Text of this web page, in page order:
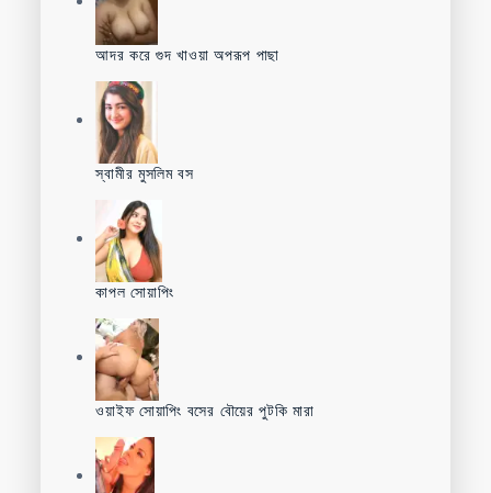
আদর করে গুদ খাওয়া অপরূপ পাছা
স্বামীর মুসলিম বস
কাপল সোয়াপিং
ওয়াইফ সোয়াপিং বসের বৌয়ের পুটকি মারা